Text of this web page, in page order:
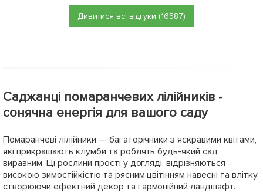
Дивитися всі відгуки (16587)
Саджанці помаранчевих лілійників -
сонячна енергія для вашого саду
Помаранчеві лілійники — багаторічники з яскравими квітами,
які прикрашають клумби та роблять будь-який сад
виразним. Ці рослини прості у догляді, відрізняються
високою зимостійкістю та рясним цвітінням навесні та влітку,
створюючи ефектний декор та гармонійний ландшафт.